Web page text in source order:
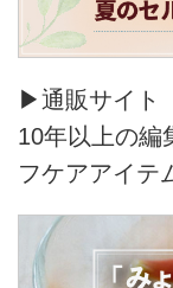
▶通販サイト
10年以上の編
フケアアイテ